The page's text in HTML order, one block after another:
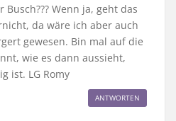
Busch??? Wenn ja, geht das
da wäre ich aber auch
gewesen. Bin mal auf die
wie es dann aussieht,
ist. LG Romy
ANTWORTEN